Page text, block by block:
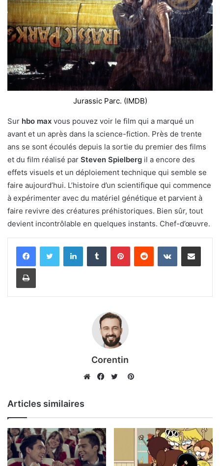
Jurassic Parc. (IMDB)
Sur hbo max vous pouvez voir le film qui a marqué un
avant et un après dans la science-fiction. Près de trente
ans se sont écoulés depuis la sortie du premier des films
et du film réalisé par Steven Spielberg il a encore des
effets visuels et un déploiement technique qui semble se
faire aujourd’hui. L’histoire d’un scientifique qui commence
à expérimenter avec du matériel génétique et parvient à
faire revivre des créatures préhistoriques. Bien sûr, tout
devient incontrôlable en quelques instants. Chef-d’œuvre.
LinkedinTumblr PinterestReddit VKontaktePartager par email
Imprimer
Corentin
Pinterest
Articles similaires